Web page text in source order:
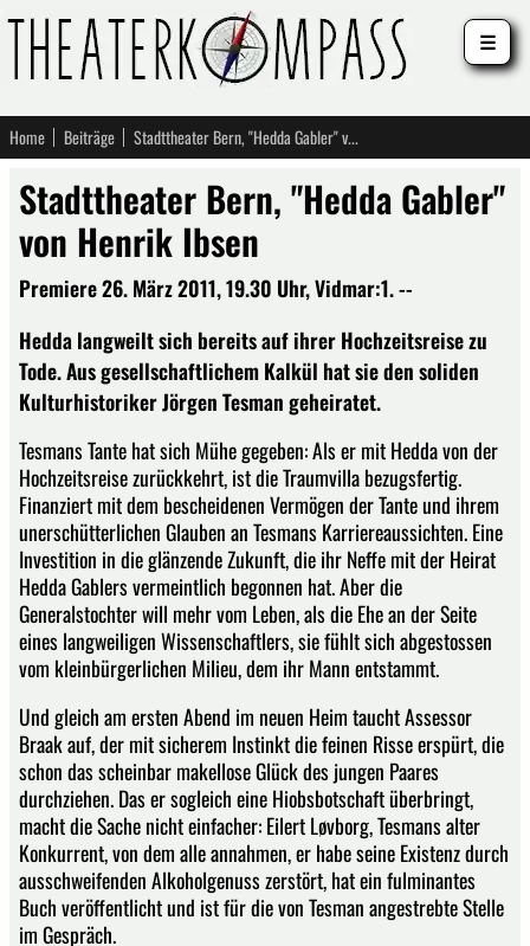
Home Beiträge Stadttheater Bern, "Hedda Gabler" von Henrik Ibsen
Stadttheater Bern, "Hedda Gabler"
von Henrik Ibsen
Premiere 26. März 2011, 19.30 Uhr, Vidmar:1. --
Hedda langweilt sich bereits auf ihrer Hochzeitsreise zu
Tode. Aus gesellschaftlichem Kalkül hat sie den soliden
Kulturhistoriker Jörgen Tesman geheiratet.
Tesmans Tante hat sich Mühe gegeben: Als er mit Hedda von der
Hochzeitsreise zurückkehrt, ist die Traumvilla bezugsfertig.
Finanziert mit dem bescheidenen Vermögen der Tante und ihrem
unerschütterlichen Glauben an Tesmans Karriereaussichten. Eine
Investition in die glänzende Zukunft, die ihr Neffe mit der Heirat
Hedda Gablers vermeintlich begonnen hat. Aber die
Generalstochter will mehr vom Leben, als die Ehe an der Seite
eines langweiligen Wissenschaftlers, sie fühlt sich abgestossen
vom kleinbürgerlichen Milieu, dem ihr Mann entstammt.
Und gleich am ersten Abend im neuen Heim taucht Assessor
Braak auf, der mit sicherem Instinkt die feinen Risse erspürt, die
schon das scheinbar makellose Glück des jungen Paares
durchziehen. Das er sogleich eine Hiobsbotschaft überbringt,
macht die Sache nicht einfacher: Eilert Løvborg, Tesmans alter
Konkurrent, von dem alle annahmen, er habe seine Existenz durch
ausschweifenden Alkoholgenuss zerstört, hat ein fulminantes
Buch veröffentlicht und ist für die von Tesman angestrebte Stelle
im Gespräch.
☰